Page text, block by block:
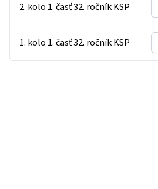
2. kolo 1. časť 32. ročník KSP
1. kolo 1. časť 32. ročník KSP